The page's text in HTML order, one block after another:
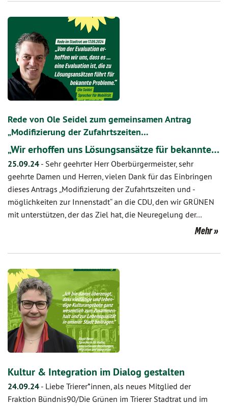
Rede von Ole Seidel zum gemeinsamen Antrag
„Modifizierung der Zufahrtszeiten…
„Wir erhoffen uns Lösungsansätze für bekannte…
25.09.24 - Sehr geehrter Herr Oberbürgermeister, sehr
geehrte Damen und Herren, vielen Dank für das Einbringen
dieses Antrags „Modifizierung der Zufahrtszeiten und -
möglichkeiten zur Innenstadt“ an die CDU, den wir GRÜNEN
mit unterstützen, der das Ziel hat, die Neuregelung der…
Mehr
Kultur & Integration im Dialog gestalten
24.09.24 - Liebe Trierer*innen, als neues Mitglied der
Fraktion Bündnis90/Die Grünen im Trierer Stadtrat und im